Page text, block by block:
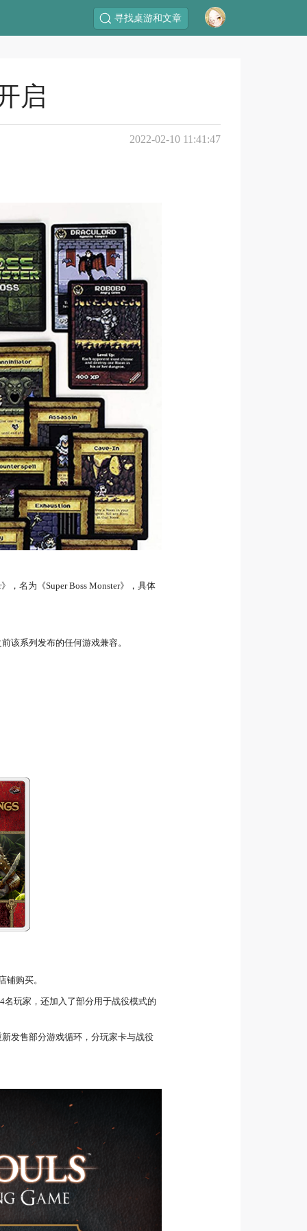
寻找桌游和文章
启
2022-02-10 11:41:47
，名为《Super Boss Monster》，具体
该系列发布的任何游戏兼容。
铺购买。
玩家，还加入了部分用于战役模式的
发售部分游戏循环，分玩家卡与战役